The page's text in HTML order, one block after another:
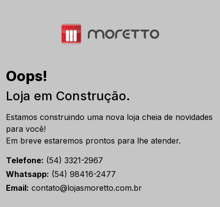
Oops!
Loja em Construção.
Estamos construindo uma nova loja cheia de novidades
para você!
Em breve estaremos prontos para lhe atender.
Telefone: (54) 3321-2967
Whatsapp: (54) 98416-2477
Email: contato@lojasmoretto.com.br